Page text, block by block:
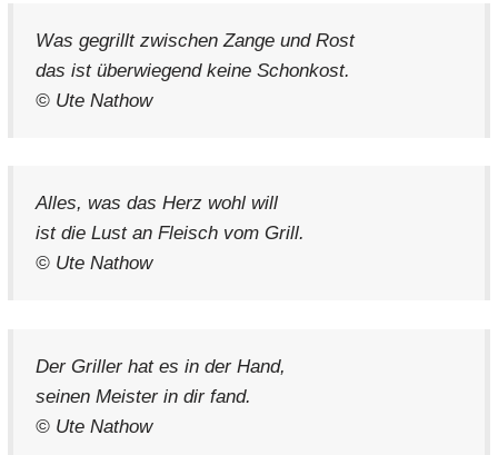
Was gegrillt zwischen Zange und Rost
das ist überwiegend keine Schonkost.
© Ute Nathow
Alles, was das Herz wohl will
ist die Lust an Fleisch vom Grill.
© Ute Nathow
Der Griller hat es in der Hand,
seinen Meister in dir fand.
© Ute Nathow